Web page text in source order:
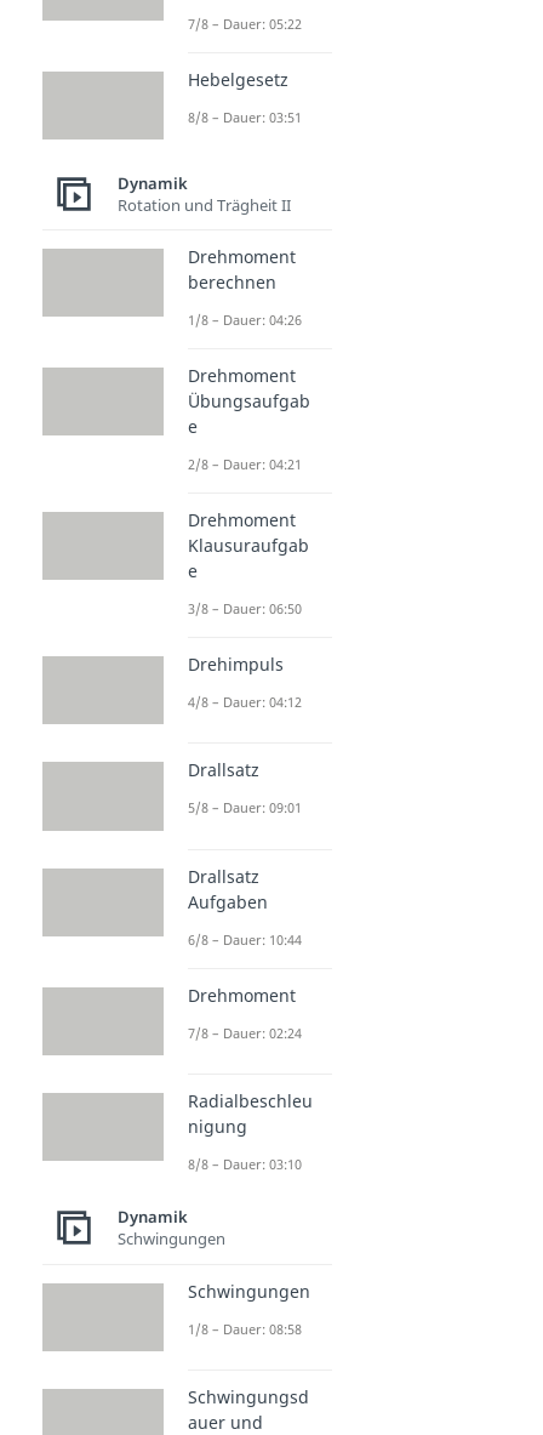
7/8 – Dauer: 05:22
Hebelgesetz
8/8 – Dauer: 03:51
Dynamik
Rotation und Trägheit II
Drehmoment
berechnen
1/8 – Dauer: 04:26
Drehmoment
Übungsaufgab
e
2/8 – Dauer: 04:21
Drehmoment
Klausuraufgab
e
3/8 – Dauer: 06:50
Drehimpuls
4/8 – Dauer: 04:12
Drallsatz
5/8 – Dauer: 09:01
Drallsatz
Aufgaben
6/8 – Dauer: 10:44
Drehmoment
7/8 – Dauer: 02:24
Radialbeschleu
nigung
8/8 – Dauer: 03:10
Dynamik
Schwingungen
Schwingungen
1/8 – Dauer: 08:58
Schwingungsd
auer und